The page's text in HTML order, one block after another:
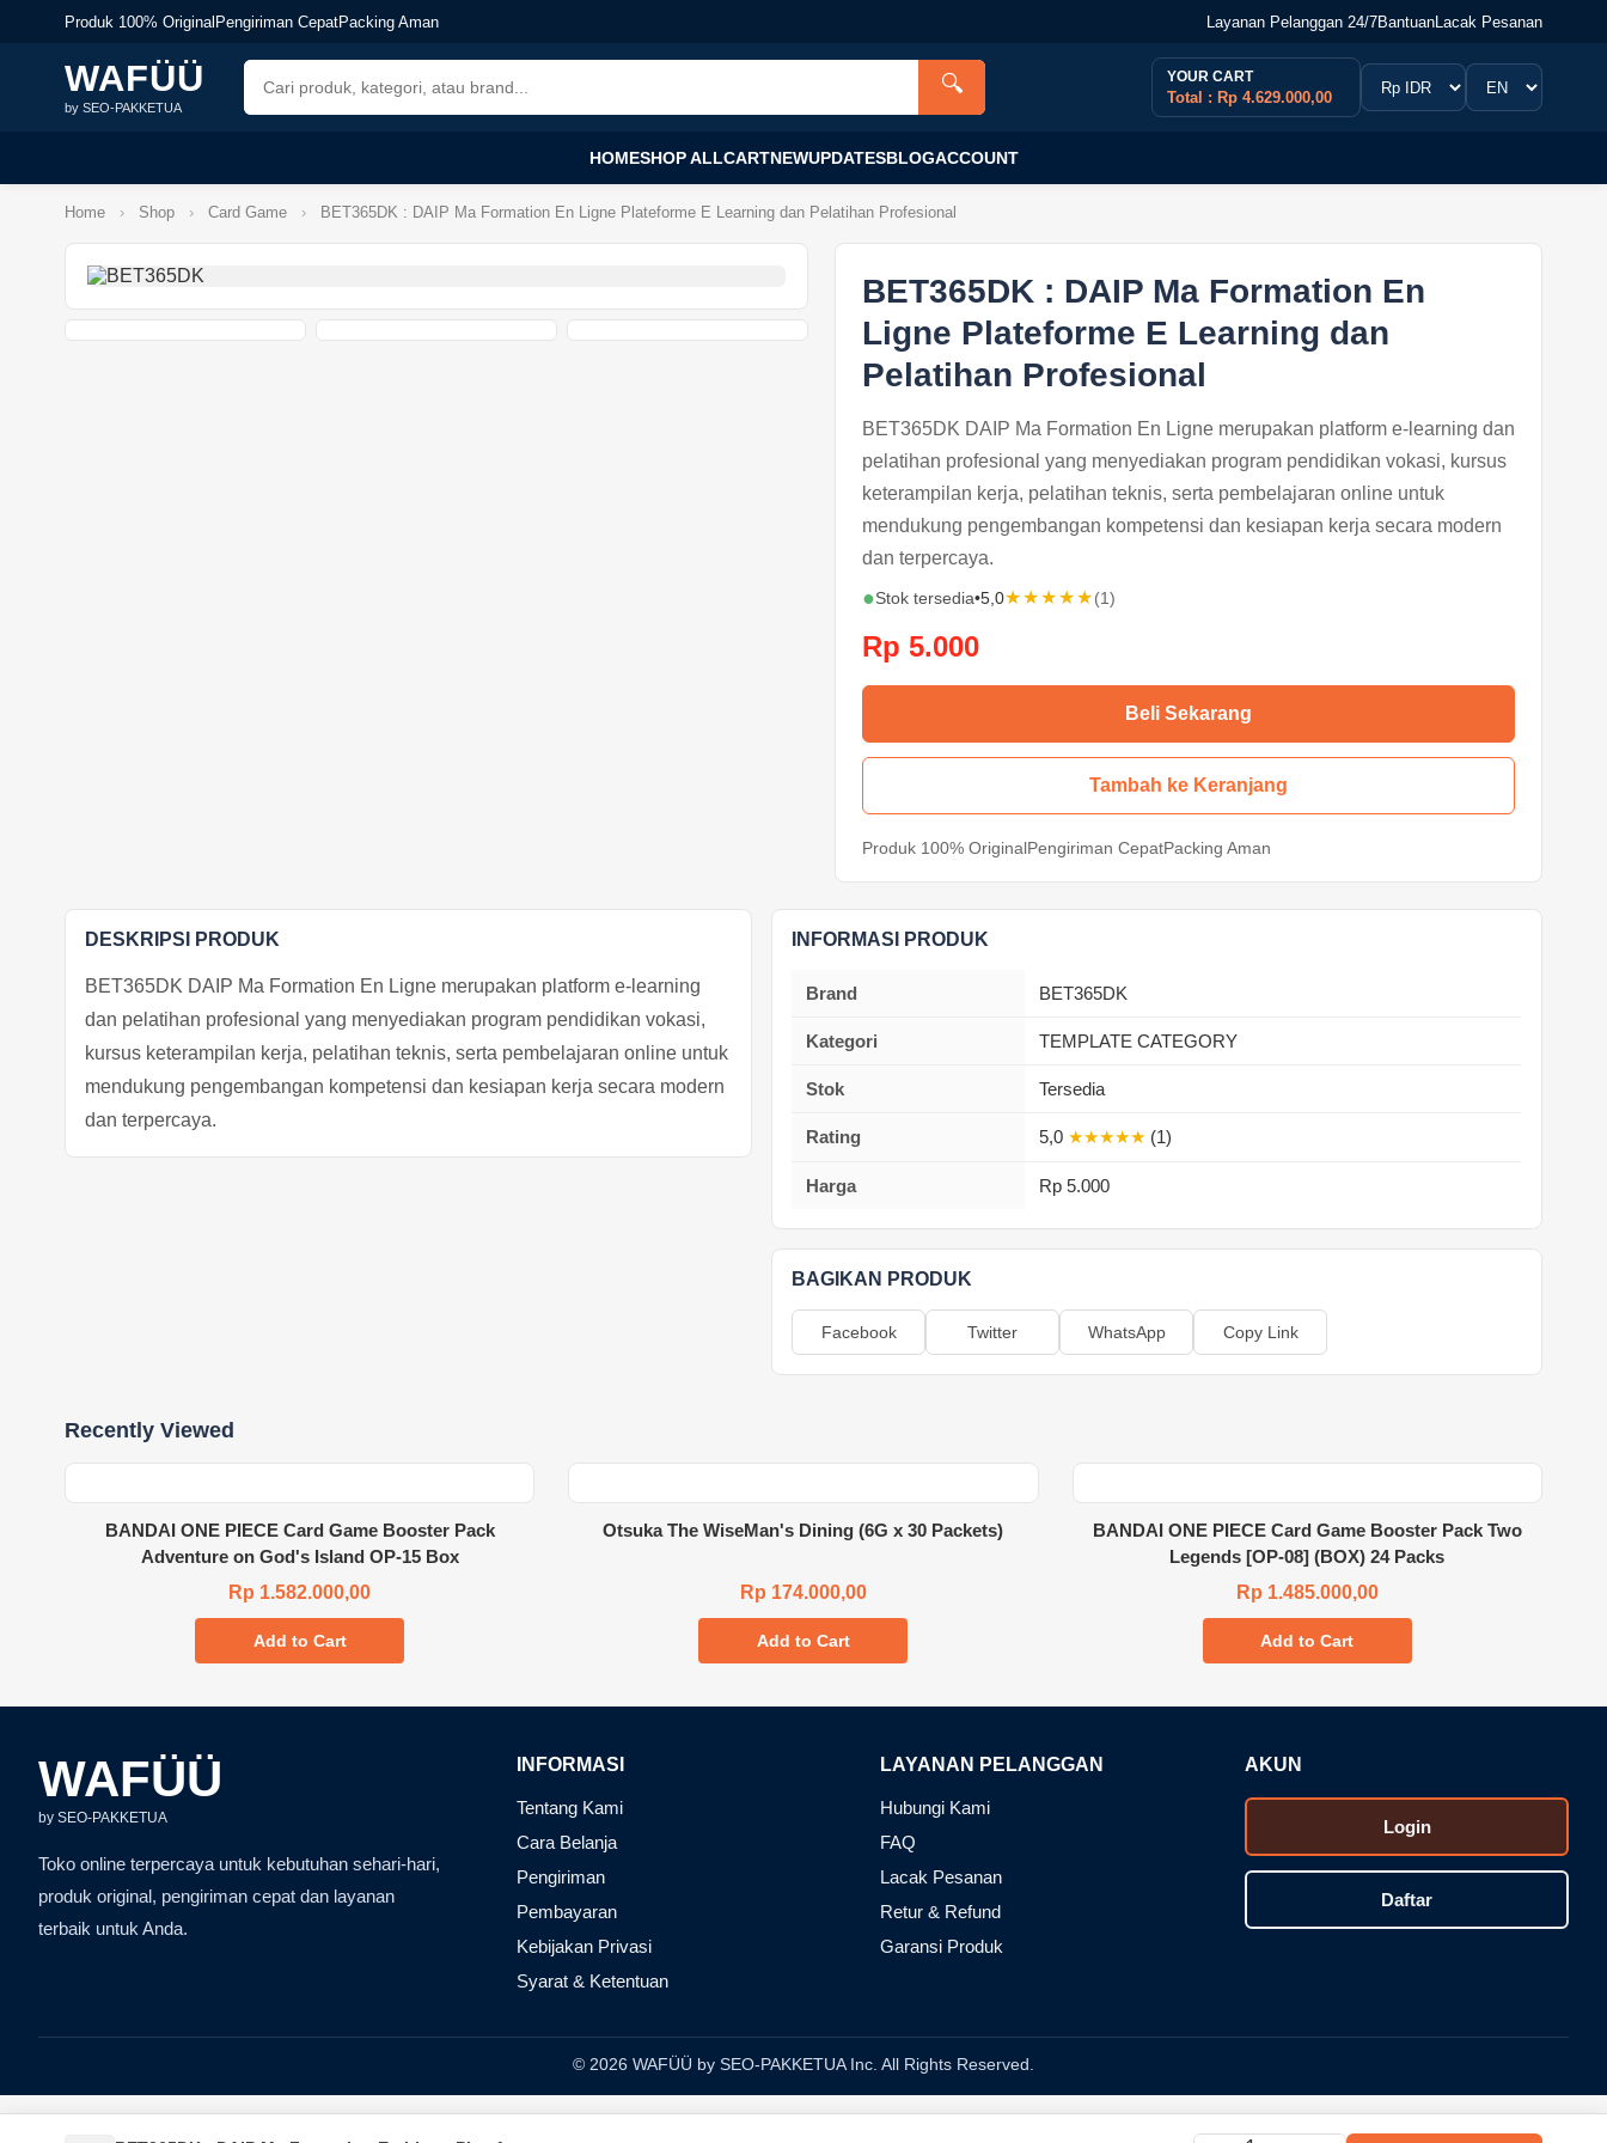
Produk 100% OriginalPengiriman CepatPacking Aman Layanan Pelanggan 24/7BantuanLacak Pesanan
WAFÜÜ
by SEO-PAKKETUA
🔍 YOUR CART
Total : Rp 4.629.000,00
HOMESHOP ALLCARTNEWUPDATESBLOGACCOUNT
Home › Shop › Card Game › BET365DK : DAIP Ma Formation En Ligne Plateforme E Learning dan Pelatihan Profesional
BET365DK : DAIP Ma Formation En
Ligne Plateforme E Learning dan
Pelatihan Profesional
BET365DK DAIP Ma Formation En Ligne merupakan platform e-learning dan
pelatihan profesional yang menyediakan program pendidikan vokasi, kursus
keterampilan kerja, pelatihan teknis, serta pembelajaran online untuk
mendukung pengembangan kompetensi dan kesiapan kerja secara modern
dan terpercaya.
●Stok tersedia•5,0★★★★★(1)
Rp 5.000
Beli Sekarang
Tambah ke Keranjang
Produk 100% OriginalPengiriman CepatPacking Aman
DESKRIPSI PRODUK
BET365DK DAIP Ma Formation En Ligne merupakan platform e-learning
dan pelatihan profesional yang menyediakan program pendidikan vokasi,
kursus keterampilan kerja, pelatihan teknis, serta pembelajaran online untuk
mendukung pengembangan kompetensi dan kesiapan kerja secara modern
dan terpercaya.
INFORMASI PRODUK
Brand BET365DK
Kategori TEMPLATE CATEGORY
Stok Tersedia
Rating 5,0 ★★★★★ (1)
Harga Rp 5.000
BAGIKAN PRODUK
Facebook Twitter WhatsApp Copy Link
Recently Viewed
BANDAI ONE PIECE Card Game Booster Pack
Adventure on God's Island OP-15 Box
Rp 1.582.000,00
Add to Cart
Otsuka The WiseMan's Dining (6G x 30 Packets)
Rp 174.000,00
Add to Cart
BANDAI ONE PIECE Card Game Booster Pack Two
Legends [OP-08] (BOX) 24 Packs
Rp 1.485.000,00
Add to Cart
WAFÜÜ
by SEO-PAKKETUA
Toko online terpercaya untuk kebutuhan sehari-hari,
produk original, pengiriman cepat dan layanan
terbaik untuk Anda.
INFORMASI
Tentang Kami
Cara Belanja
Pengiriman
Pembayaran
Kebijakan Privasi
Syarat & Ketentuan
LAYANAN PELANGGAN
Hubungi Kami
FAQ
Lacak Pesanan
Retur & Refund
Garansi Produk
AKUN
Login
Daftar
© 2026 WAFÜÜ by SEO-PAKKETUA Inc. All Rights Reserved.